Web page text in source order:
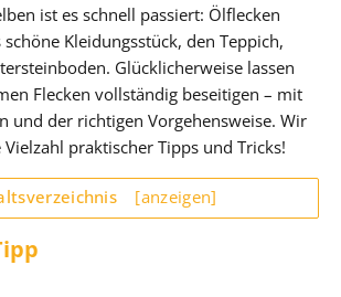
ist es schnell passiert: Ölflecken
Kleidungsstück, den Teppich,
Glücklicherweise lassen
Flecken vollständig beseitigen – mit
und der richtigen Vorgehensweise. Wir
praktischer Tipps und Tricks!
[anzeigen]